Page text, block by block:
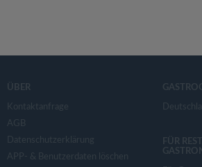
ÜBER
Kontaktanfrage
AGB
Datenschutzerklärung
APP- & Benutzerdaten löschen
FÜR